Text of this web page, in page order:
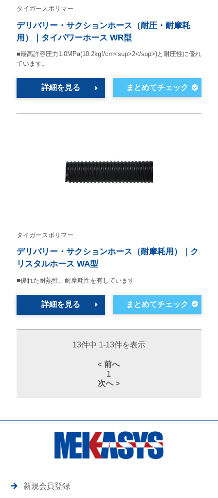
タイガースポリマー
デリバリー・サクションホース（耐圧・耐摩耗
用）｜タイパワーホース WR型
■最高許容圧力1.0MPa(10.2kgf/cm<sup>2</sup>)と耐圧性に優れ
ています。
詳細を見る
タイガースポリマー
デリバリー・サクションホース（耐摩耗用）｜ク
リスタルホース WA型
■優れた耐熱性、耐摩耗性を有しています
詳細を見る
13件中 1-13件を表示
前へ
1
次へ
新規会員登録